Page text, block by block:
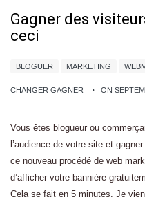
Gagner des
ceci
BLOGUER MARKETING
CHANGER GAGNER ON
Vous êtes blogueur ou
l’audience de votre site et
ce nouveau procédé de web
d’afficher votre bannière
Cela se fait en 5 minutes. Je